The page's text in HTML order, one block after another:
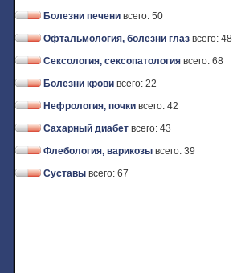
Болезни печени всего: 50
Офтальмология, болезни глаз всего: 48
Сексология, сексопатология всего: 68
Болезни крови всего: 22
Нефрология, почки всего: 42
Сахарный диабет всего: 43
Флебология, варикозы всего: 39
Суставы всего: 67